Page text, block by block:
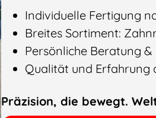
Individuelle Fertigung
Breites Sortiment:
Persönliche Beratung
Qualität und Erfahrung
Präzision, die bewegt.